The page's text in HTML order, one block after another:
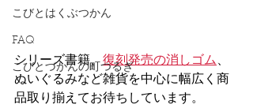
こびとはくぶつかん
FAQ
こびとづかんの町つるぎ
シリーズ書籍、復刻発売の消しゴム、
ぬいぐるみなど雑貨を中心に幅広く商
品取り揃えてお待ちしています。